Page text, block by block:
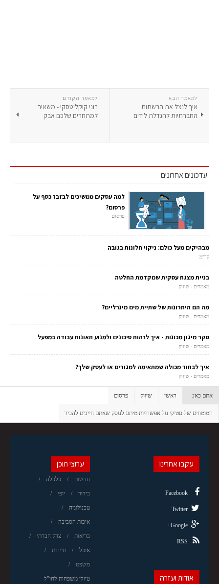
למאמר הקודם
רוני קוקליטסקי - משאיר
למתחרים שלכם אבק
למאמר הבא
איך לנצל את הרשתות
החברתיות להגדלת לידים
עדכונים אחרונים
למה עסקים ממשיכים לבזבז כסף על
פרסום?
פרסום
מבהיקים מעל כולם: ניקוי חלונות בגובה
קד"מ
בניית מצגת עסקית שמקדמת החלטה
מאמרים - שיווק
מה הם היתרונות של שתיית מים מינרליים?
מאמרים - שיווק
סקר מיגון מכונות - איך לזהות סיכונים ולמנוע תאונות עבודה במפעל
מאמרים - שיווק
איך לבחור מכולה שמתאימה למגורים או לעסק שלך?
מאמרים - שיווק
אתם כאן: ראשי שיווק פרסום
המומחים של סטיקי על אפשרויות מיתוג לעסק שאתם חייבים להכיר
ערוצי תוכן
חדשות כלכלה
בידור יופי
טכנולוגיה
איכות הסביבה
בריאות צדק חברתי
אוכל תיירות
משפט
טיולי משפחות לחו"ל
עקבו אחרינו
Facebook
Twitter
Google+
RSS
אודות ועזרה